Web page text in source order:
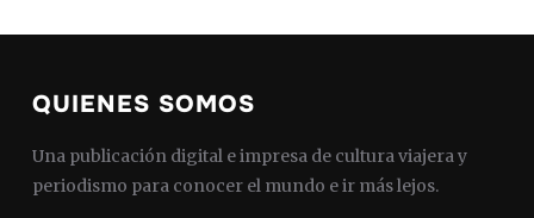
QUIENES SOMOS
Una publicación digital e impresa de cultura viajera y
periodismo para conocer el mundo e ir más lejos.